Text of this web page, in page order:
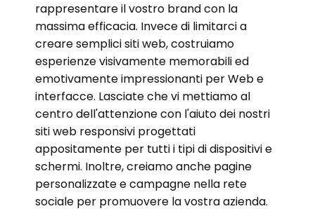
rappresentare il vostro brand con la
massima efficacia. Invece di limitarci a
creare semplici siti web, costruiamo
esperienze visivamente memorabili ed
emotivamente impressionanti per Web e
interfacce. Lasciate che vi mettiamo al
centro dell'attenzione con l'aiuto dei nostri
siti web responsivi progettati
appositamente per tutti i tipi di dispositivi e
schermi. Inoltre, creiamo anche pagine
personalizzate e campagne nella rete
sociale per promuovere la vostra azienda.